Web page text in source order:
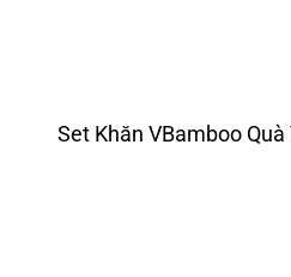
Set Khăn VBamboo